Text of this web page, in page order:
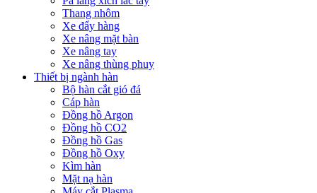
Thang nhôm
Xe đẩy hàng
Xe nâng mặt bàn
Xe nâng tay
Xe nâng thùng phuy
Thiết bị ngành hàn
Bộ hàn cắt gió đá
Cáp hàn
Đồng hồ Argon
Đồng hồ CO2
Đồng hồ Gas
Đồng hồ Oxy
Kìm hàn
Mặt nạ hàn